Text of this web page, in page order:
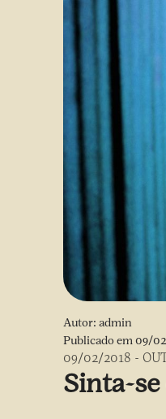
Autor: admin
Publicado em09/
09/02/2018 -
Sinta-